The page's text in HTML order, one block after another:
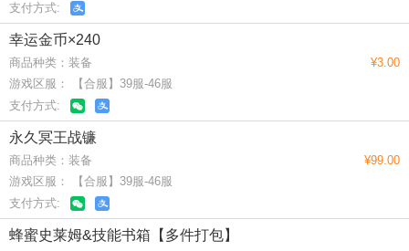
支付方式:
幸运金币×240
商品种类：装备
游戏区服： 【合服】39服-46服
支付方式:
¥3.00
永久冥王战镰
商品种类：装备
游戏区服： 【合服】39服-46服
支付方式:
¥99.00
蜂蜜史莱姆&技能书箱【多件打包】